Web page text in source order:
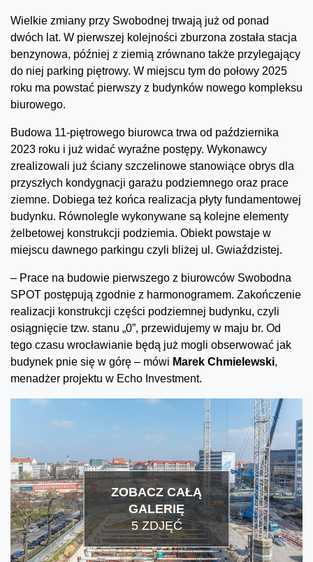
Wielkie zmiany przy Swobodnej trwają już od ponad
dwóch lat. W pierwszej kolejności zburzona została stacja
benzynowa, później z ziemią zrównano także przylegający
do niej parking piętrowy. W miejscu tym do połowy 2025
roku ma powstać pierwszy z budynków nowego kompleksu
biurowego.
Budowa 11-piętrowego biurowca trwa od października
2023 roku i już widać wyraźne postępy. Wykonawcy
zrealizowali już ściany szczelinowe stanowiące obrys dla
przyszłych kondygnacji garażu podziemnego oraz prace
ziemne. Dobiega też końca realizacja płyty fundamentowej
budynku. Równolegle wykonywane są kolejne elementy
żelbetowej konstrukcji podziemia. Obiekt powstaje w
miejscu dawnego parkingu czyli bliżej ul. Gwiaździstej.
– Prace na budowie pierwszego z biurowców Swobodna
SPOT postępują zgodnie z harmonogramem. Zakończenie
realizacji konstrukcji części podziemnej budynku, czyli
osiągnięcie tzw. stanu „0”, przewidujemy w maju br. Od
tego czasu wrocławianie będą już mogli obserwować jak
budynek pnie się w górę – mówi Marek Chmielewski,
menadżer projektu w Echo Investment.
ZOBACZ CAŁĄ
GALERIĘ
5 ZDJĘĆ